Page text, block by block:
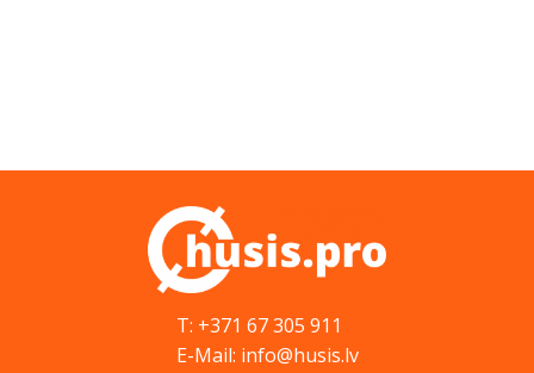
T: +371 67 305 911
E-Mail: info@husis.lv